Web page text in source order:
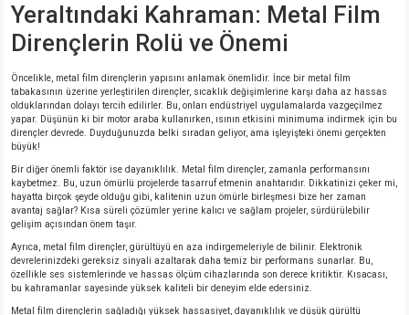
Yeraltındaki Kahraman: Metal Film
Dirençlerin Rolü ve Önemi
Öncelikle, metal film dirençlerin yapısını anlamak önemlidir. İnce bir metal film
tabakasının üzerine yerleştirilen dirençler, sıcaklık değişimlerine karşı daha az hassas
olduklarından dolayı tercih edilirler. Bu, onları endüstriyel uygulamalarda vazgeçilmez
yapar. Düşünün ki bir motor araba kullanırken, ısının etkisini minimuma indirmek için bu
dirençler devrede. Duyduğunuzda belki sıradan geliyor, ama işleyişteki önemi gerçekten
büyük!
Bir diğer önemli faktör ise dayanıklılık. Metal film dirençler, zamanla performansını
kaybetmez. Bu, uzun ömürlü projelerde tasarruf etmenin anahtarıdır. Dikkatinizi çeker mi,
hayatta birçok şeyde olduğu gibi, kalitenin uzun ömürle birleşmesi bize her zaman
avantaj sağlar? Kısa süreli çözümler yerine kalıcı ve sağlam projeler, sürdürülebilir
gelişim açısından önem taşır.
Ayrıca, metal film dirençler, gürültüyü en aza indirgemeleriyle de bilinir. Elektronik
devrelerinizdeki gereksiz sinyali azaltarak daha temiz bir performans sunarlar. Bu,
özellikle ses sistemlerinde ve hassas ölçüm cihazlarında son derece kritiktir. Kısacası,
bu kahramanlar sayesinde yüksek kaliteli bir deneyim elde edersiniz.
Metal film dirençlerin sağladığı yüksek hassasiyet, dayanıklılık ve düşük gürültü